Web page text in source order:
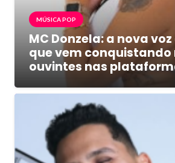
MÚSICA POP
MC Donzela: a nova
que vem conquistando
ouvintes nas